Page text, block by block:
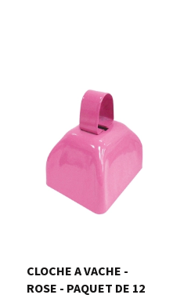
CLOCHE A VACHE -
ROSE - PAQUET DE 12